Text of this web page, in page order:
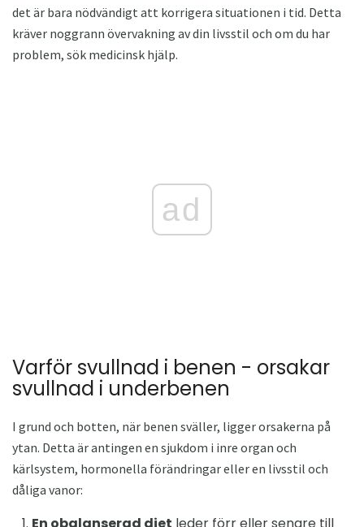
det är bara nödvändigt att korrigera situationen i tid. Detta
kräver noggrann övervakning av din livsstil och om du har
problem, sök medicinsk hjälp.
ad
Varför svullnad i benen - orsakar
svullnad i underbenen
I grund och botten, när benen sväller, ligger orsakerna på
ytan. Detta är antingen en sjukdom i inre organ och
kärlsystem, hormonella förändringar eller en livsstil och
dåliga vanor: